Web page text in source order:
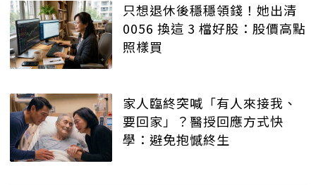
只想退休後穩穩領錢！她出清
0056 換這 3 檔好股：股價高點
照樣買
家人臨終突喊「有人來接我、
要回家」？醫授回應方式快
學：避免抱憾終生